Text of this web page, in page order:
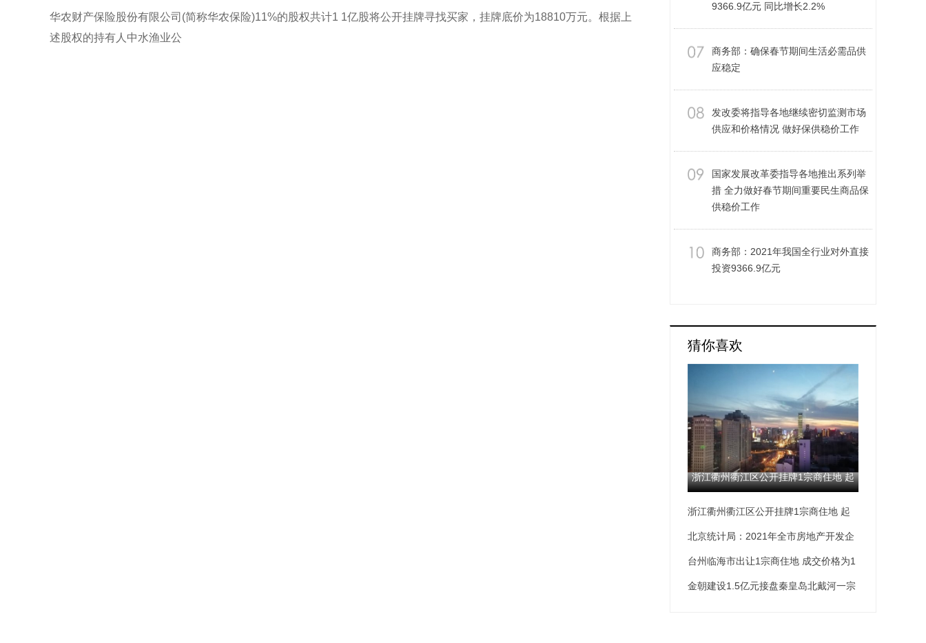
华农财产保险股份有限公司(简称华农保险)11%的股权共计1 1亿股将公开挂牌寻找买家，挂牌底价为18810万元。根据上
述股权的持有人中水渔业公
9366.9亿元 同比增长2.2%
商务部：确保春节期间生活必需品供
应稳定
发改委将指导各地继续密切监测市场
供应和价格情况 做好保供稳价工作
国家发展改革委指导各地推出系列举
措 全力做好春节期间重要民生商品保
供稳价工作
商务部：2021年我国全行业对外直接
投资9366.9亿元
猜你喜欢
浙江衢州衢江区公开挂牌1宗商住地 起
拍价为2.59亿元
浙江衢州衢江区公开挂牌1宗商住地 起
拍价为2.59亿元
北京统计局：2021年全市房地产开发企
业房屋新开工面积为1895.9万平方米 同
比下降36.9%
台州临海市出让1宗商住地 成交价格为1
亿元
金朝建设1.5亿元接盘秦皇岛北戴河一宗